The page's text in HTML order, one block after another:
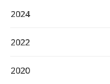
2024
2022
2020